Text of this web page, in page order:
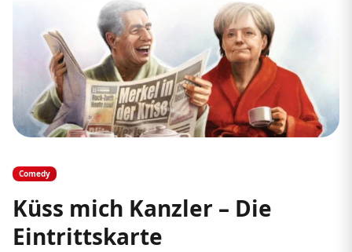
Comedy
Küss mich Kanzler – Die
Eintrittskarte